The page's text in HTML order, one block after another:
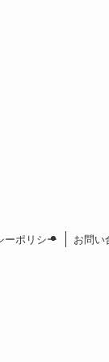
ーポリシー お問い